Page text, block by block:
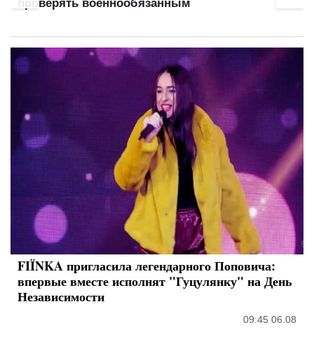
проверять военнообязанным
FIÏNKA пригласила легендарного Поповича:
впервые вместе исполнят "Гуцулянку" на День
Независимости
09:45 06.08